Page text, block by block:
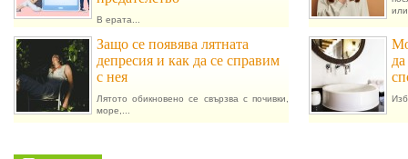
В ерата...
Защо се появява лятната
депресия и как да се справим
с нея
Лятото обикновено се свързва с почивки,
море,...